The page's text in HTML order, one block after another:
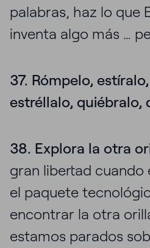
palabras, haz lo que
inventa algo más …
37. Rómpelo,
estréllalo, quiébralo,
38. Explora la otra
gran libertad
el paquete
encontrar la otra
estamos parados